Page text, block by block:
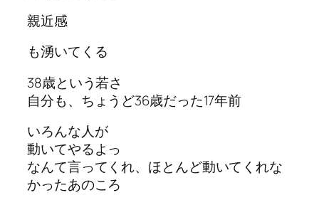
親近感
も湧いてくる
38歳という若さ
自分も、ちょうど36歳だった17年前
いろんな人が
動いてやるよっ
なんて言ってくれ、ほとんど動いてくれな
かったあのころ